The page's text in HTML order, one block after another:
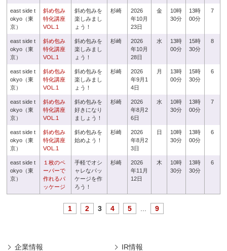
east side t
okyo（東
京）
斜め包み
特化講座
VOL.1
斜め包みを
楽しみまし
ょう！
杉崎
2026
年10月
23日
金
10時
30分
13時
00分
7
east side t
okyo（東
京）
斜め包み
特化講座
VOL.1
斜め包みを
楽しみまし
ょう！
杉崎
2026
年10月
28日
水
13時
00分
15時
30分
8
east side t
okyo（東
京）
斜め包み
特化講座
VOL.1
斜め包みを
楽しみまし
ょう！
杉崎
2026
年9月1
4日
月
13時
00分
15時
30分
6
east side t
okyo（東
京）
斜め包み
特化講座
VOL.1
斜め包みを
好きになり
ましょう！
杉崎
2026
年8月2
6日
水
10時
30分
13時
00分
7
east side t
okyo（東
京）
斜め包み
特化講座
VOL.1
斜め包みを
始めよう！
杉崎
2026
年8月2
3日
日
10時
30分
13時
00分
6
east side t
okyo（東
京）
１枚のペ
ーパーで
作れるパ
ッケージ
手軽でオシ
ャレなパッ
ケージを作
ろう！
杉崎
2026
年11月
12日
木
10時
30分
13時
30分
6
1 2 3 4 5 9
企業情報 IR情報